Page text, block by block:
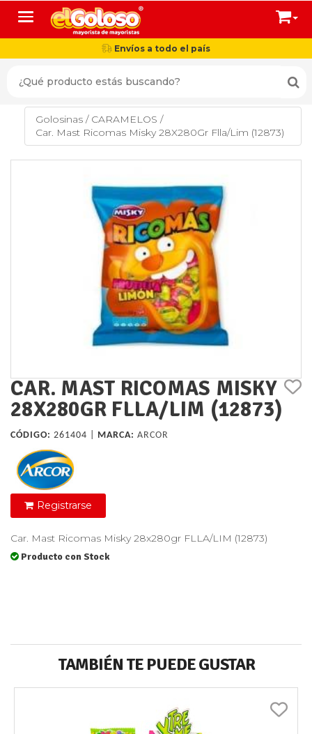
Toggle navigation
Envíos a todo el país
Golosinas / CARAMELOS /
Car. Mast Ricomas Misky 28X280Gr Flla/Lim (12873)
CAR. MAST RICOMAS MISKY
28X280GR FLLA/LIM (12873)
CÓDIGO: 261404 | MARCA: ARCOR
Registrarse
Car. Mast Ricomas Misky 28x280gr FLLA/LIM (12873)
Producto con Stock
TAMBIÉN TE PUEDE GUSTAR